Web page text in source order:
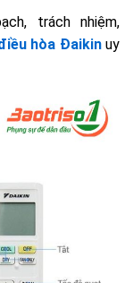
trách nhiệm,
hòa Đaikinuy